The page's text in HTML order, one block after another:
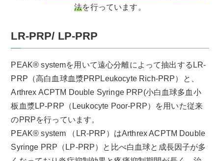
法を行っています。
LR-PRP/ LP-PRP
PEAK® systemを用いて遠心分離によって抽出するLR-
PRP（高白血球血漿PRPLeukocyte Rich-PRP）と、
Arthrex ACPTM Double Syringe PRP(小白血球多血小
板血漿LP-PRP（Leukocyte Poor-PRP）を用いた従来
のPRPを行っています。
PEAK® system （LR-PRP）はArthrex ACPTM Double
Syringe PRP（LP-PRP）と比べ白血球と成長因子が多